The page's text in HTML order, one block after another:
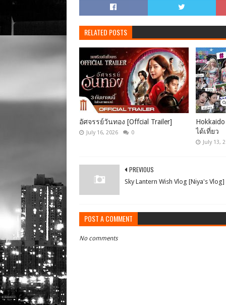
RELATED POSTS
อัศจรรย์วันทอง [Offcial Trailer]
July 16, 2026 0
ได้เที่ยว
July 13,
PREVIOUS
Sky Lantern Wish Vlog [Niya's Vlog]
POST A COMMENT
No comments